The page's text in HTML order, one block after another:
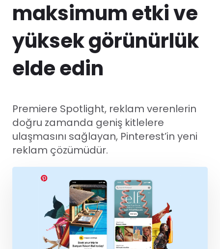
maksimum etki ve
yüksek görünürlük
elde edin
Premiere Spotlight, reklam verenlerin
doğru zamanda geniş kitlelere
ulaşmasını sağlayan, Pinterest’in yeni
reklam çözümüdür.